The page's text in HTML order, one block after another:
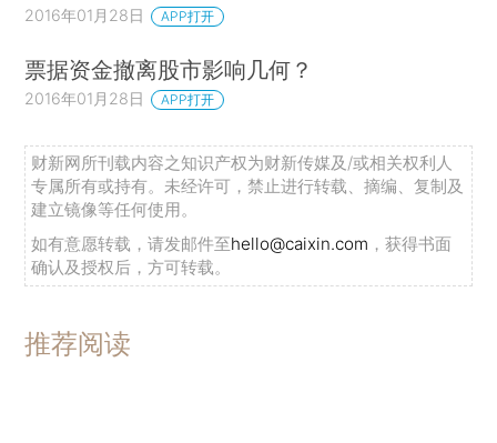
2016年01月28日 APP打开
票据资金撤离股市影响几何？
2016年01月28日 APP打开
财新网所刊载内容之知识产权为财新传媒及/或相关权利人
专属所有或持有。未经许可，禁止进行转载、摘编、复制及
建立镜像等任何使用。
如有意愿转载，请发邮件至hello@caixin.com ，获得书面
确认及授权后，方可转载。
推荐阅读